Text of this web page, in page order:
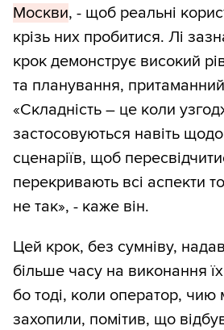
Москви, - щоб реальні
крізь них пробитися. Лі
крок демонструє високий
та планування,
«Складність – це коли
застосовуються навіть
сценаріїв, щоб
перекривають всі аспекти
не так», - каже він.
Цей крок, без сумніву,
більше часу на виконання
бо тоді, коли оператор,
захопили, помітив, що